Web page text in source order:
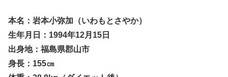
本名：岩本小弥加（いわもとさやか）
生年月日：1994年12月15日
出身地：福島県郡山市
身長：155㎝